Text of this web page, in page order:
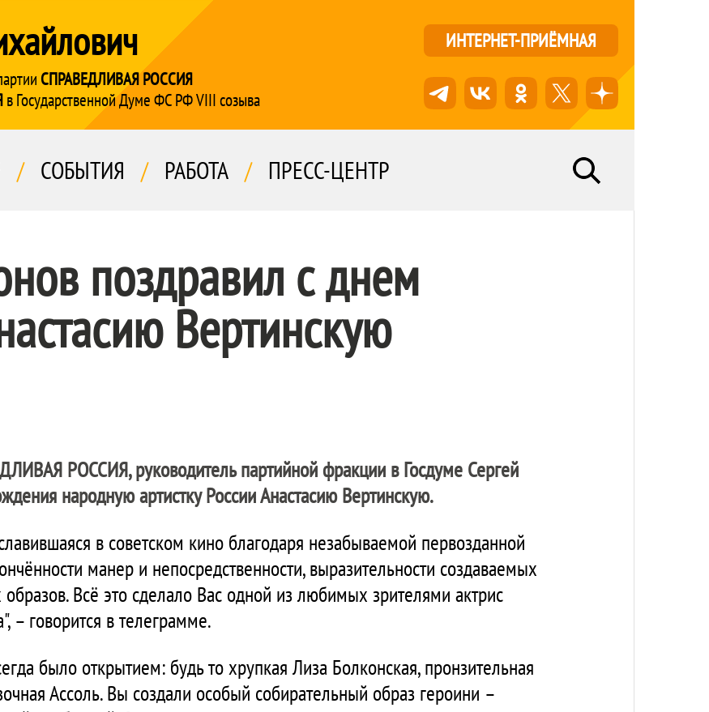
СПРАВЕДЛИВАЯ РОССИЯ
в Государственной Думе ФС РФ VIII созыва
ИНТЕРНЕТ-ПРИЁМНАЯ
/ СОБЫТИЯ / РАБОТА / ПРЕСС-ЦЕНТР
поздравил с днем
Вертинскую
РОССИЯ, руководитель партийной фракции в Госдуме Сергей
народную артистку России Анастасию Вертинскую.
в советском кино благодаря незабываемой первозданной
манер и непосредственности, выразительности создаваемых
Всё это сделало Вас одной из любимых зрителями актрис
– говорится в телеграмме.
было открытием: будь то хрупкая Лиза Болконская, пронзительная
Ассоль. Вы создали особый собирательный образ героини –